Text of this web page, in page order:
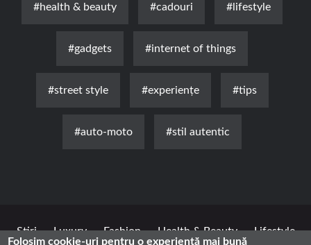
#health & beauty #cadouri #lifestyle
#gadgets #internet of things
#street style #experienţe #tips
#auto-moto #stil autentic
Știri Luxury Fashion Health & Beauty
Lifestyle
Folosim cookie-uri pentru o experiență mai bună